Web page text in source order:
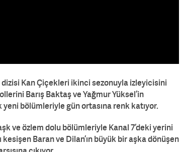
dizisi Kan Çiçekleri ikinci sezonuyla izleyicisini
Barış Baktaş ve Yağmur Yüksel’in
bölümleriyle gün ortasına renk katıyor.
ve özlem dolu bölümleriyle Kanal 7’deki yerini
kesişen Baran ve Dilan’ın büyük bir aşka dönüşen